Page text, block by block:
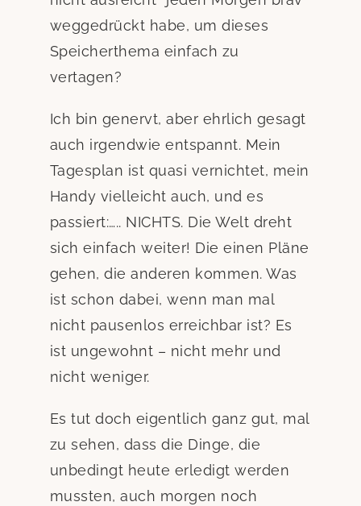
weggedrückt habe, um dieses
Speicherthema einfach zu
vertagen?
Ich bin genervt, aber ehrlich gesagt
auch irgendwie entspannt. Mein
Tagesplan ist quasi vernichtet, mein
Handy vielleicht auch, und es
passiert:….. NICHTS. Die Welt dreht
sich einfach weiter! Die einen Pläne
gehen, die anderen kommen. Was
ist schon dabei, wenn man mal
nicht pausenlos erreichbar ist? Es
ist ungewohnt – nicht mehr und
nicht weniger.
Es tut doch eigentlich ganz gut, mal
zu sehen, dass die Dinge, die
unbedingt heute erledigt werden
mussten, auch morgen noch